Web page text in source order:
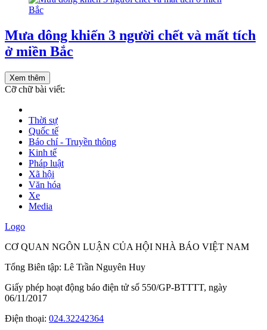
Mưa dông khiến 3 người chết và mất tích
ở miền Bắc
Xem thêm
Cỡ chữ bài viết:
Thời sự
Quốc tế
Báo chí - Truyền thông
Kinh tế
Pháp luật
Xã hội
Văn hóa
Xe
Media
Logo
CƠ QUAN NGÔN LUẬN CỦA HỘI NHÀ BÁO VIỆT NAM
Tổng Biên tập: Lê Trần Nguyên Huy
Giấy phép hoạt động báo điện tử số 550/GP-BTTTT, ngày
06/11/2017
Điện thoại: 024.32242364